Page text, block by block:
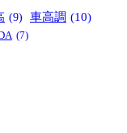
(9) 車高調 (10)
(7)